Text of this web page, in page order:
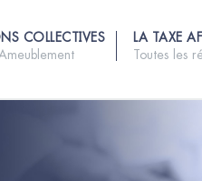
COLLECTIVES
LA TAXE
Toutes les